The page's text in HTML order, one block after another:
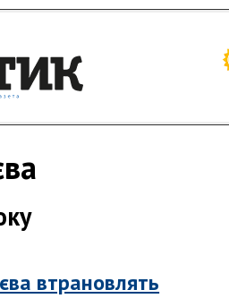
втрановлять